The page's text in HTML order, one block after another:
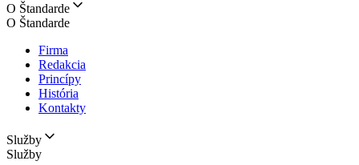
O Štandarde
O Štandarde
Firma
Redakcia
Princípy
História
Kontakty
Služby
Služby